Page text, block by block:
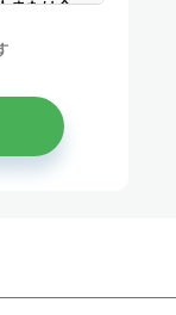
または企
情報（登
報等）な
を取得い
ー物件
スワー